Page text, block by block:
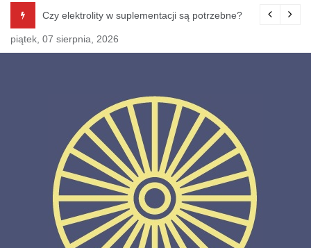
content
Czy elektrolity w suplementacji są potrzebne?
piątek, 07 sierpnia, 2026